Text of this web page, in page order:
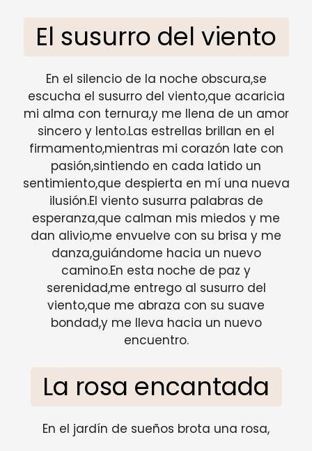
El susurro del viento
En el silencio de la noche obscura,se
escucha el susurro del viento,que acaricia
mi alma con ternura,y me llena de un amor
sincero y lento.Las estrellas brillan en el
firmamento,mientras mi corazón late con
pasión,sintiendo en cada latido un
sentimiento,que despierta en mí una nueva
ilusión.El viento susurra palabras de
esperanza,que calman mis miedos y me
dan alivio,me envuelve con su brisa y me
danza,guiándome hacia un nuevo
camino.En esta noche de paz y
serenidad,me entrego al susurro del
viento,que me abraza con su suave
bondad,y me lleva hacia un nuevo
encuentro.
La rosa encantada
En el jardín de sueños brota una rosa,